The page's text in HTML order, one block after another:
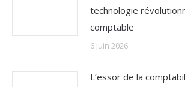
technologie
comptable
6 juin 2026
L’essor de la